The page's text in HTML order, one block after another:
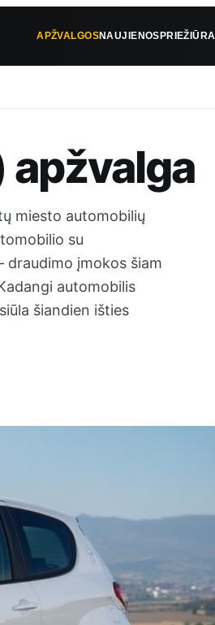
APŽVALGOSNAUJIENOSPRIEŽIŪRA
apžvalga
miesto automobilių
su
draudimo įmokos šiam
automobilis
šiandien išties